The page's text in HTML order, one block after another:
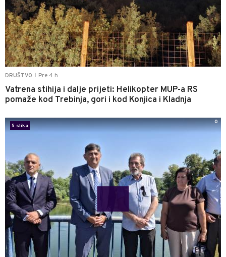
DRUŠTVO Pre 4 h
Vatrena stihija i dalje prijeti: Helikopter MUP-a RS
pomaže kod Trebinja, gori i kod Konjica i Kladnja
5 slika
0